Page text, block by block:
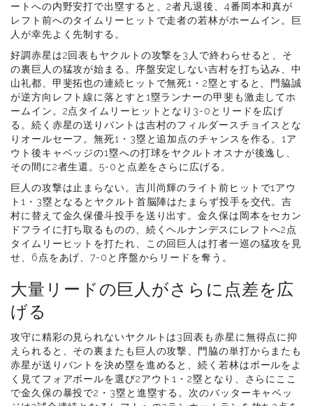
ートへの内野安打で出塁すると、2者凡退後、4番岡本和真が
レフト前へのタイムリーヒットで走者の若林がホームイン。巨
人が幸先よく先制する。
好調赤星は2回表もヤクルトの攻撃を3人で終わらせると、そ
の裏巨人の猛攻が始まる。序盤安定しない吉村を打ち込み、中
山礼都、甲斐拓也の連続ヒットで無死1・2塁とすると、門脇誠
が逆方向レフト線に落とすと1塁ランナーの甲斐も激走してホ
ームイン。2点タイムリーヒットとなり3-0とリードを広げ
る。続く赤星の送りバントは吉村のフィルダースチョイスとな
りオールセーフ。無死1・3塁と追加点のチャンスを作る。1ア
ウト後キャベッジの1塁への打球をヤクルトオスナが後逸し、
その間に2者生還。5-0と点差をさらに広げる。
巨人の攻撃は止まらない。吉川尚輝のライト前ヒットで1アウ
ト1・3塁となるとヤクルト首脳陣はたまらず投手を交代。吉
村に替えて金久保優斗投手を送り出す。金久保は岡本をセカン
ドフライに打ち取るものの、続くヘルナンデスにレフトへ2点
タイムリーヒットを打たれ、この回巨人は打者一巡の猛攻を見
せ、6点をあげ、7-0と序盤からリードを奪う。
大量リードの巨人がさらに点差を広
げる
攻守に精彩の見られないヤクルトは3回表も赤星に無得点に抑
えられると、その裏またも巨人の攻撃、門脇の単打からまたも
赤星が送りバントを決め塁を進めると、続く若林はボールをよ
く見てフォアボールを選び2アウト1・2塁となり、さらにここ
で金久保の暴投で2・3塁と進塁する。次のバッターキャベッ